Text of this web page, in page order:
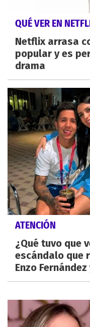
QUÉ VER EN
Netflix arrasa
popular y es
drama
ATENCIÓN
¿Qué tuvo que
escándalo que
Enzo